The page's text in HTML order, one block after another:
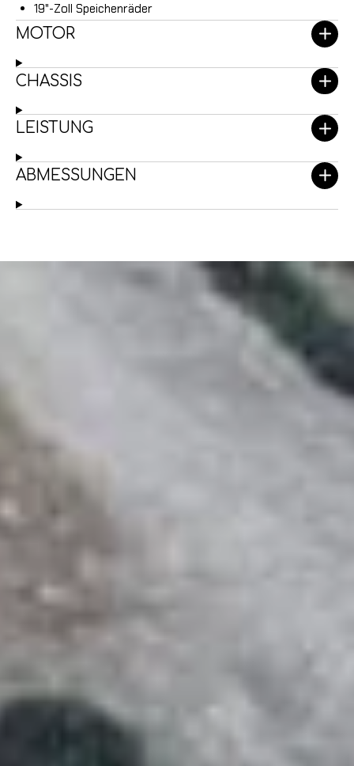
19"-Zoll Speichenräder
MOTOR
CHASSIS
LEISTUNG
ABMESSUNGEN